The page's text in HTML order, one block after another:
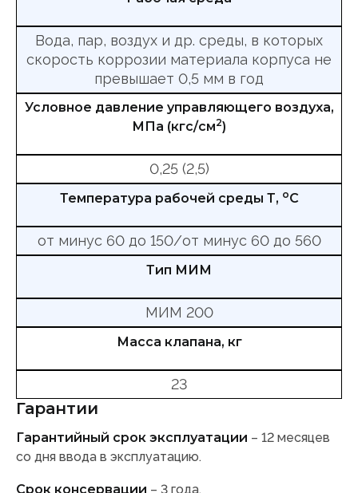
Вода, пар, воздух и др. среды, в которых
скорость коррозии материала корпуса не
превышает 0,5 мм в год
Условное давление управляющего воздуха,
МПа (кгс/см2)
0,25 (2,5)
Температура рабочей среды Т, оС
от минус 60 до 150/от минус 60 до 560
Тип МИМ
МИМ 200
Масса клапана, кг
23
Гарантии
Гарантийный срок эксплуатации – 12 месяцев
со дня ввода в эксплуатацию.
Срок консервации – 3 года.